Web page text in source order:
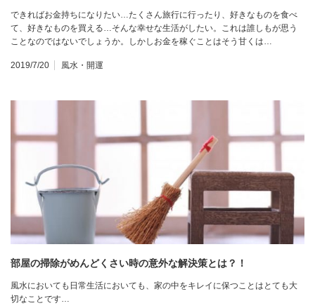
できればお金持ちになりたい…たくさん旅行に行ったり、好きなものを食べ
て、好きなものを買える…そんな幸せな生活がしたい。これは誰しもが思う
ことなのではないでしょうか。しかしお金を稼ぐことはそう甘くは…
2019/7/20 風水・開運
部屋の掃除がめんどくさい時の意外な解決策とは？！
風水においても日常生活においても、家の中をキレイに保つことはとても大
切なことです…